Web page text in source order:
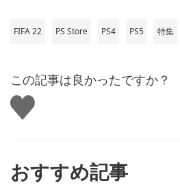
FIFA 22 PS Store PS4 PS5 特集
この記事は良かったですか？
い
い
おすすめ記事